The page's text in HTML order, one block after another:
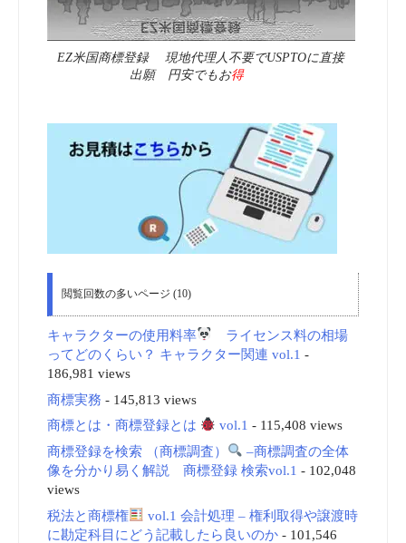
EZ米国商標登録 現地代理人不要でUSPTOに直接
出願 円安でもお得
閲覧回数の多いページ (10)
キャラクターの使用料率
ライセンス料の相場
ってどのくらい？ キャラクター関連 vol.1 -
186,981 views
商標実務 - 145,813 views
商標とは・商標登録とは
vol.1 - 115,408 views
商標登録を検索 （商標調査）
–商標調査の全体
像を分かり易く解説 商標登録 検索vol.1 - 102,048
views
税法と商標権
vol.1 会計処理 – 権利取得や譲渡時
に勘定科目にどう記載したら良いのか- 101,546